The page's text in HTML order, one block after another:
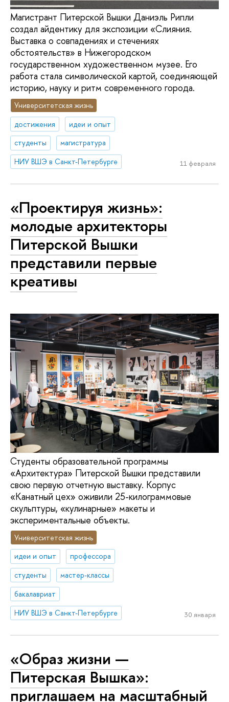
Магистрант Питерской Вышки Даниэль Рипли
создал айдентику для экспозиции «Слияния.
Выставка о совпадениях и стечениях
обстоятельств» в Нижегородском
государственном художественном музее. Его
работа стала символической картой, соединяющей
историю, науку и ритм современного города.
Университетская жизнь
достижения
идеи и опыт
студенты
магистратура
НИУ ВШЭ в Санкт-Петербурге
11 февраля
«Проектируя жизнь»:
молодые архитекторы
Питерской Вышки
представили первые
креативы
Студенты образовательной программы
«Архитектура» Питерской Вышки представили
свою первую отчетную выставку. Корпус
«Канатный цех» оживили 25-килограммовые
скульптуры, «кулинарные» макеты и
экспериментальные объекты.
Университетская жизнь
идеи и опыт
профессора
студенты
мастер-классы
бакалавриат
НИУ ВШЭ в Санкт-Петербурге
30 января
«Образ жизни —
Питерская Вышка»:
приглашаем на масштабный